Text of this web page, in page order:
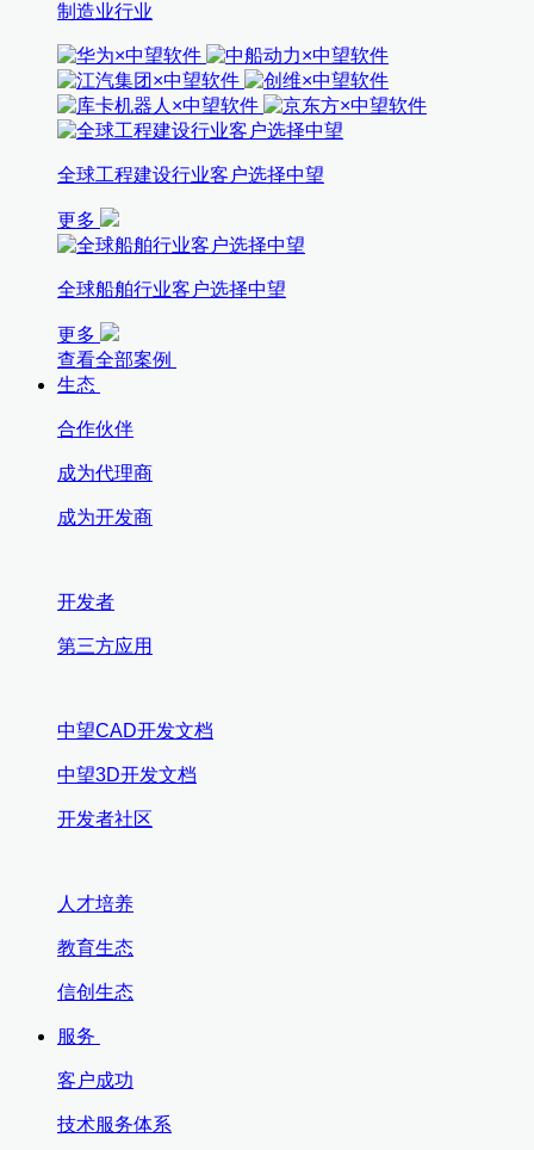
制造业行业
全球工程建设行业客户选择中望
更多
全球船舶行业客户选择中望
更多
查看全部案例
生态
合作伙伴
成为代理商
成为开发商
开发者
第三方应用
中望CAD开发文档
中望3D开发文档
开发者社区
人才培养
教育生态
信创生态
服务
客户成功
技术服务体系